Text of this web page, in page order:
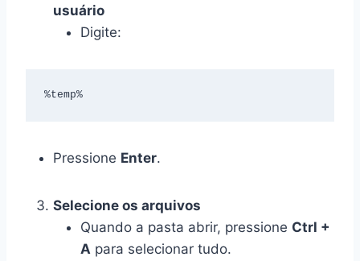
usuário
Digite:
%temp%
Pressione Enter.
Selecione os arquivos
Quando a pasta abrir, pressione Ctrl +
A para selecionar tudo.